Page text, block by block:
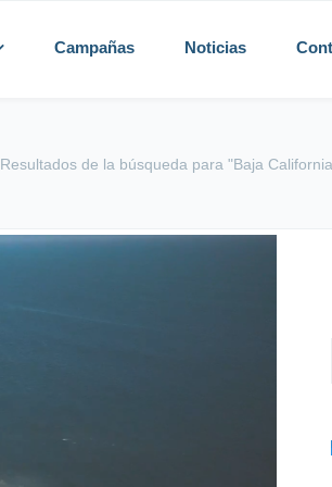
Campañas Noticias
Resultados de la búsqueda para "Baja